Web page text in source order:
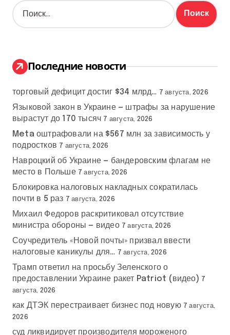
Н
а
:
Последние новости
торговый дефицит достиг $34 млрд… 7 августа, 2026
Языковой закон в Украине — штрафы за нарушение
вырастут до 170 тысяч 7 августа, 2026
Meta оштрафовали на $567 млн за зависимость у
подростков 7 августа, 2026
Навроцкий об Украине — бандеровским флагам не
место в Польше 7 августа, 2026
Блокировка налоговых накладных сократилась
почти в 5 раз 7 августа, 2026
Михаил Федоров раскритиковал отсутствие
министра обороны — видео 7 августа, 2026
Соучредитель «Новой почты» призвал ввести
налоговые каникулы для… 7 августа, 2026
Трамп ответил на просьбу Зеленского о
предоставлении Украине ракет Patriot (видео) 7
августа, 2026
как ДТЭК перестраивает бизнес под новую 7 августа,
2026
суд ликвидирует производителя мороженого